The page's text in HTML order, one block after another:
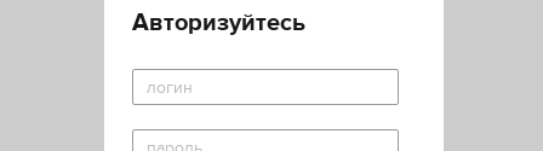
Авторизуйтесь